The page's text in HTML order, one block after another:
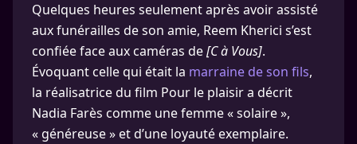
Quelques heures seulement après avoir assisté
aux funérailles de son amie, Reem Kherici s’est
confiée face aux caméras de[C à Vous].
Évoquant celle qui était la marraine de son fils,
la réalisatrice du film Pour le plaisir a décrit
Nadia Farès comme une femme « solaire »,
« généreuse » et d’une loyauté exemplaire.